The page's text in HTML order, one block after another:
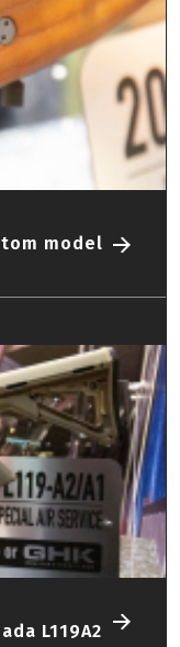
model
L119A2